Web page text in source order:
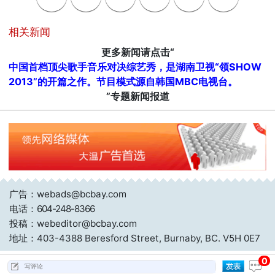
相关新闻
更多新闻请点击“
中国首档顶尖歌手音乐对决综艺秀，是湖南卫视“领SHOW
2013”的开篇之作。节目模式源自韩国MBC电视台。
”专题新闻报道
0
广告：webads@bcbay.com
电话： 604-248-8366
投稿：webeditor@bcbay.com
地址：403-4388 Beresford Street, Burnaby, BC. V5H 0E7